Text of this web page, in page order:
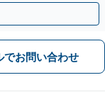
でお問い合わせ